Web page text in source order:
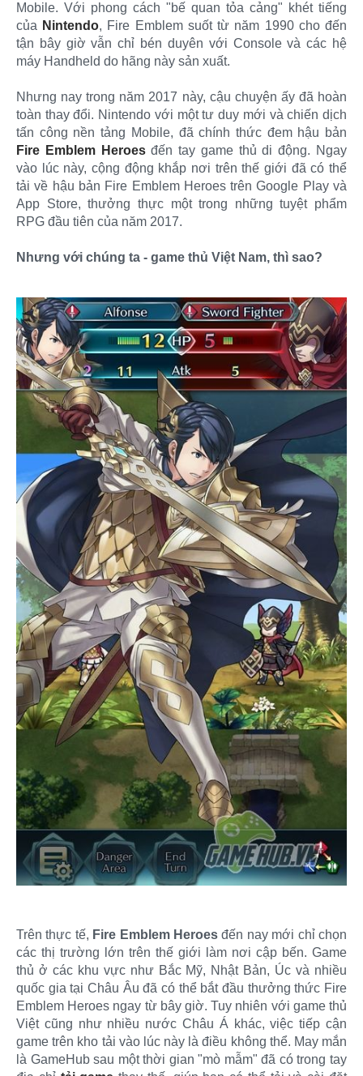
Mobile. Với phong cách "bế quan tỏa cảng" khét tiếng
của Nintendo, Fire Emblem suốt từ năm 1990 cho đến
tận bây giờ vẫn chỉ bén duyên với Console và các hệ
máy Handheld do hãng này sản xuất.
Nhưng nay trong năm 2017 này, cậu chuyện ấy đã hoàn
toàn thay đổi. Nintendo với một tư duy mới và chiến dịch
tấn công nền tảng Mobile, đã chính thức đem hậu bản
Fire Emblem Heroesđến tay game thủ di động. Ngay
vào lúc này, cộng động khắp nơi trên thế giới đã có thể
tải về hậu bản Fire Emblem Heroes trên Google Play và
App Store, thưởng thực một trong những tuyệt phẩm
RPG đầu tiên của năm 2017.
Nhưng với chúng ta - game thủ Việt Nam, thì sao?
Trên thực tế, Fire Emblem Heroes đến nay mới chỉ chọn
các thị trường lớn trên thế giới làm nơi cập bến. Game
thủ ở các khu vực như Bắc Mỹ, Nhật Bản, Úc và nhiều
quốc gia tại Châu Âu đã có thể bắt đầu thưởng thức Fire
Emblem Heroes ngay từ bây giờ. Tuy nhiên với game thủ
Việt cũng như nhiều nước Châu Á khác, việc tiếp cận
game trên kho tải vào lúc này là điều không thể. May mắn
là GameHub sau một thời gian "mò mẫm" đã có trong tay